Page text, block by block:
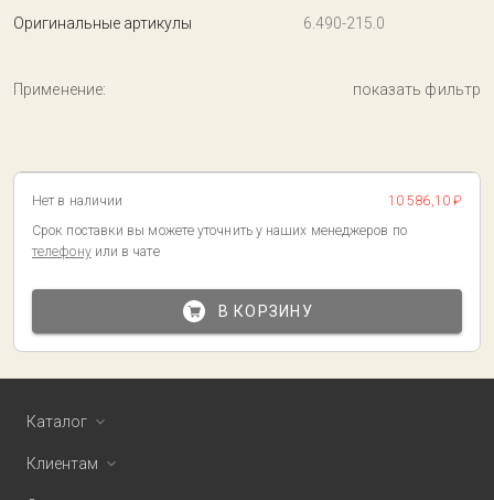
Оригинальные артикулы 6.490-215.0
Применение: показать фильтр
Нет в наличии
10 586,10 ₽
Срок поставки вы можете уточнить у наших менеджеров по
телефону или в чате
В КОРЗИНУ
Каталог
Клиентам